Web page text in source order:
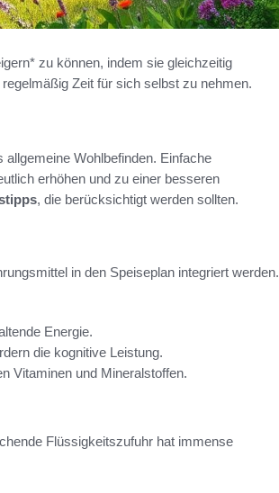
zu können, indem sie gleichzeitig
Zeit für sich selbst zu nehmen.
Wohlbefinden. Einfache
erhöhen und zu einer besseren
, die berücksichtigt werden sollten.
in den Speiseplan integriert werden.
Energie.
die kognitive Leistung.
Vitaminen und Mineralstoffen.
Flüssigkeitszufuhr hat immense